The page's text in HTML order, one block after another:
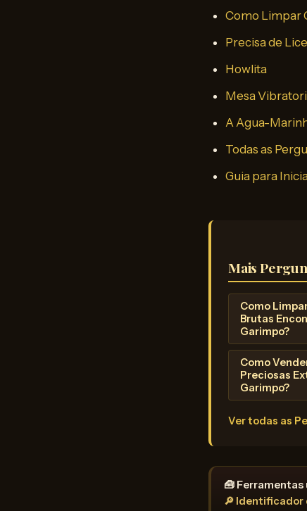
Como Limpar
Precisa de
Howlita
Mesa
A Agua-
Todas as
Guia para
Mais
Como
Brutas
Garimpo?
Como
Preciosas
Garimpo?
Ver todas as
🧰 Ferramentas
🔎 Identificador